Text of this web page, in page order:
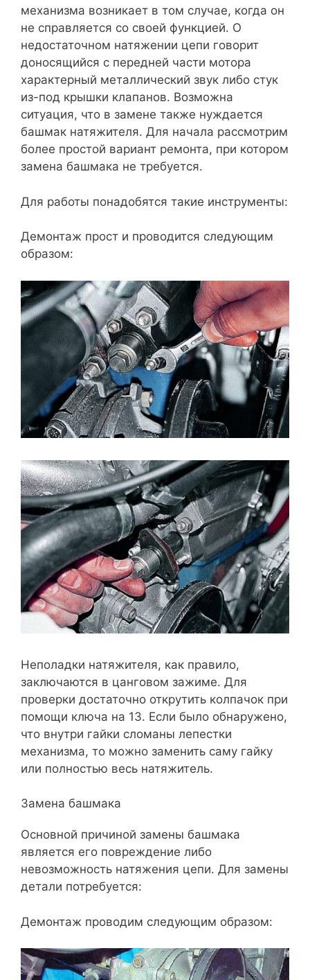
механизма возникает в том случае, когда он
не справляется со своей функцией. О
недостаточном натяжении цепи говорит
доносящийся с передней части мотора
характерный металлический звук либо стук
из-под крышки клапанов. Возможна
ситуация, что в замене также нуждается
башмак натяжителя. Для начала рассмотрим
более простой вариант ремонта, при котором
замена башмака не требуется.
Для работы понадобятся такие инструменты:
Демонтаж прост и проводится следующим
образом:
Неполадки натяжителя, как правило,
заключаются в цанговом зажиме. Для
проверки достаточно открутить колпачок при
помощи ключа на 13. Если было обнаружено,
что внутри гайки сломаны лепестки
механизма, то можно заменить саму гайку
или полностью весь натяжитель.
Замена башмака
Основной причиной замены башмака
является его повреждение либо
невозможность натяжения цепи. Для замены
детали потребуется:
Демонтаж проводим следующим образом: